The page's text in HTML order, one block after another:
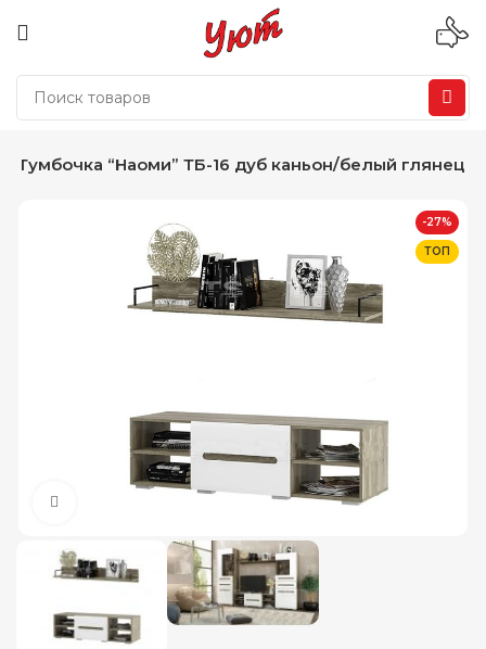
Тумбочка “Наоми” ТБ-16 дуб каньон/белый глянец
-27%
ТОП
Нажмите, чтобы увеличить